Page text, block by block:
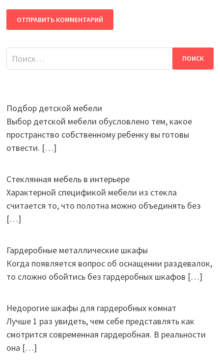
Найти:
Подбор детской мебели
Выбор детской мебели обусловлено тем, какое
пространство собственному ребенку вы готовы
отвести. […]
Стеклянная мебель в интерьере
Характерной спецификой мебели из стекла
считается то, что полотна можно объединять без
[…]
Гардеробные металлические шкафы
Когда появляется вопрос об оснащении раздевалок,
то сложно обойтись без гардеробных шкафов […]
Недорогие шкафы для гардеробных комнат
Лучше 1 раз увидеть, чем себе представлять как
смотрится современная гардеробная. В реальности
она […]